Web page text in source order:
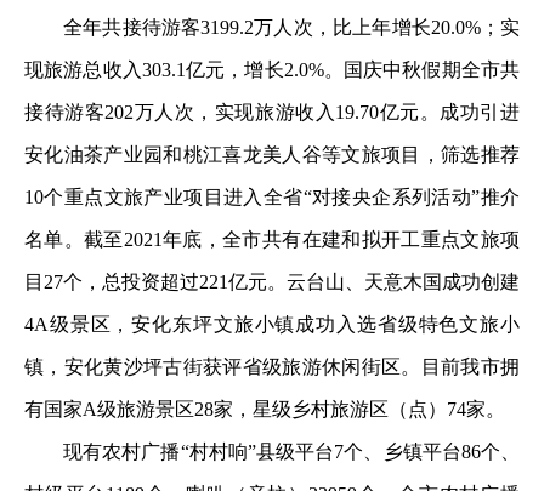
全年共接待游客3199.2万人次，比上年增长20.0%；实
现旅游总收入303.1亿元，增长2.0%。国庆中秋假期全市共
接待游客202万人次，实现旅游收入19.70亿元。成功引进
安化油茶产业园和桃江喜龙美人谷等文旅项目，筛选推荐
10个重点文旅产业项目进入全省“对接央企系列活动”推介
名单。截至2021年底，全市共有在建和拟开工重点文旅项
目27个，总投资超过221亿元。云台山、天意木国成功创建
4A级景区，安化东坪文旅小镇成功入选省级特色文旅小
镇，安化黄沙坪古街获评省级旅游休闲街区。目前我市拥
有国家A级旅游景区28家，星级乡村旅游区（点）74家。
现有农村广播“村村响”县级平台7个、乡镇平台86个、